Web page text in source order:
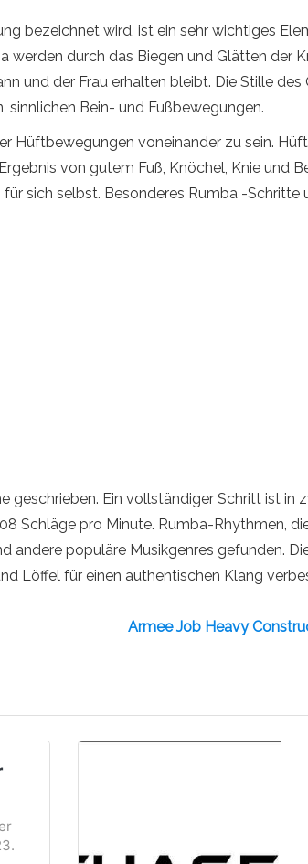
bezeichnet wird, ist ein sehr wichtiges
durch das Biegen und Glätten der
und der Frau erhalten bleibt. Die Stille des
Bein- und Fußbewegungen.
Hüftbewegungen voneinander zu sein.
von gutem Fuß, Knöchel, Knie und
sich selbst. Besonderes Rumba -Schritte
Ein vollständiger Schritt ist in
Schläge pro Minute. Rumba-Rhythmen,
andere populäre Musikgenres gefunden.
Löffel für einen authentischen Klang
Armee Job Heavy